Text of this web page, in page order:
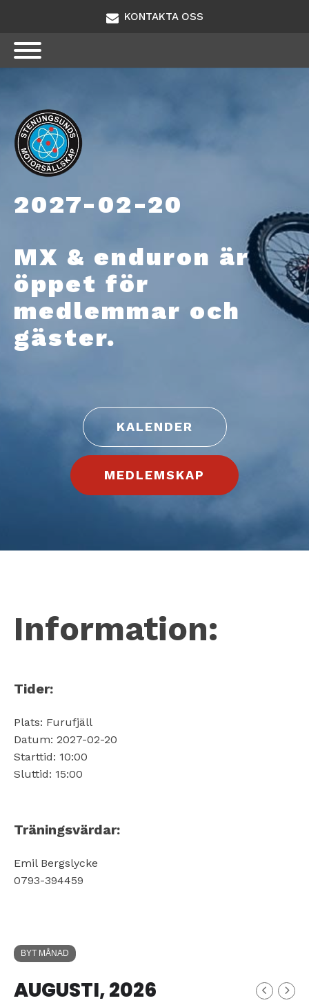
KONTAKTA OSS
2027-02-20
MX & enduron är
öppet för
medlemmar och
gäster.
KALENDER
MEDLEMSKAP
Information:
Tider:
Plats: Furufjäll
Datum: 2027-02-20
Starttid: 10:00
Sluttid: 15:00
Träningsvärdar:
Emil Bergslycke
0793-394459
BYT MÅNAD
AUGUSTI, 2026